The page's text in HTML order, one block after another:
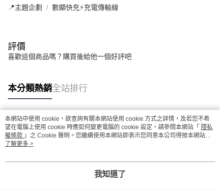
📍主題企劃 數顯快充⚡充電傳輸線
評價
喜歡這個商品嗎？購買後給他一個好評吧
本分類熱銷全站排行
熱門標籤
本網站中使用 cookie，欲查詢有關本網站使用 cookie 方式之詳情，及若您不希
望在電腦上使用 cookie 時應如何變更電腦的 cookie 設定，請參閱本網站「 隱私
權條款 」之 Cookie 聲明。您繼續使用本網站即表示您同意本公司得按本網站使
用條款之 Cookie 聲明使用 cookie。
了解更多 >
我知道了